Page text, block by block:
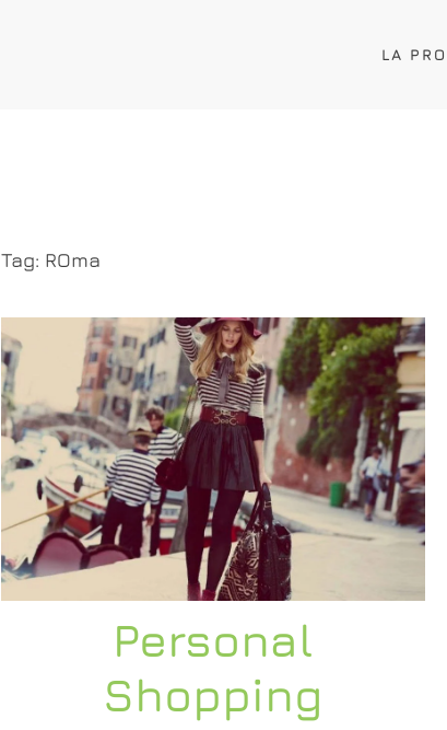
LA
Tag: ROma
Personal
Shopping